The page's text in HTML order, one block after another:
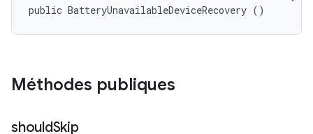
public BatteryUnavailableDeviceRecovery ()
Méthodes publiques
shouldSkip